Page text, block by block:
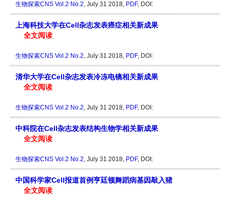
生物探索CNS Vol.2 No.2, July 31 2018, PDF, DOI:
上海科技大学在Cell杂志发表癌症相关新成果
全文阅读
生物探索CNS Vol.2 No.2, July 31 2018, PDF, DOI:
清华大学在Cell杂志发表冷冻电镜相关新成果
全文阅读
生物探索CNS Vol.2 No.2, July 31 2018, PDF, DOI:
中科院在Cell杂志发表结构生物学相关新成果
全文阅读
生物探索CNS Vol.2 No.2, July 31 2018, PDF, DOI:
中国科学家Cell报道首例亨廷顿舞蹈病基因敲入猪
全文阅读